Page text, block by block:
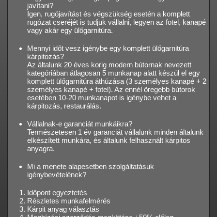
javítani?
Igen, rugójavítást és végszükség esetén a komplett
rugózat cseréjét is tudjuk vállalni, legyen az fotel, kanapé
vagy akár egy ülőgarnitúra.
Mennyi időt vesz igénybe egy komplett ülőgarnitúra
kárpitozás?
Az általunk 20 éves korig modern bútornak nevezett
kategóriában átlagosan 5 munkanap alatt készül el egy
komplett ülőgarnitúra áthúzása (3 személyes kanapé + 2
személyes kanapé + fotel). Az ennél öregebb bútorok
esetében 10-20 munkanapot is igénybe vehet a
kárpitozás, restaurálás.
Vállalnak-e garanciát munkáikra?
Természetesen 1 év garanciát vállalunk minden általunk
elkészített munkára, és általunk felhasznált kárpitos
anyagra.
Mi a menete alapesetben szolgáltatásuk
igénybevételének?
Időpont egyeztetés
Részletes munkafelmérés
Kárpit anyag választás